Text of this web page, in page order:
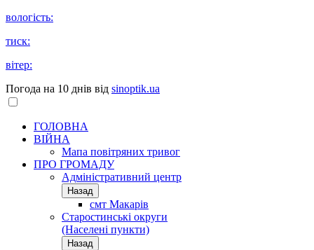
вологість:
тиск:
вітер:
Погода на 10 днів від sinoptik.ua
ГОЛОВНА
ВІЙНА
Мапа повітряних тривог
ПРО ГРОМАДУ
Aдміністративний центр
Назад
смт Макарів
Старостинські округи
(Населені пункти)
Назад